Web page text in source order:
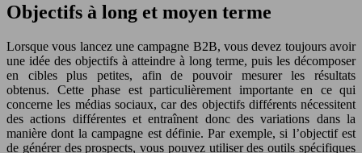
Objectifs à long et moyen terme
Lorsque vous lancez une campagne B2B, vous devez toujours avoir
une idée des objectifs à atteindre à long terme, puis les décomposer
en cibles plus petites, afin de pouvoir mesurer les résultats
obtenus. Cette phase est particulièrement importante en ce qui
concerne les médias sociaux, car des objectifs différents nécessitent
des actions différentes et entraînent donc des variations dans la
manière dont la campagne est définie. Par exemple, si l’objectif est
de générer des prospects, vous pouvez utiliser des outils spécifiques